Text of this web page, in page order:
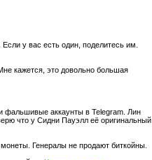
у вас есть один, поделитесь им.
кажется, это довольно большая
фальшивые аккаунты в Telegram. Лин
что у Сидни Пауэлл её оригинальный
Генералы не продают биткойны.